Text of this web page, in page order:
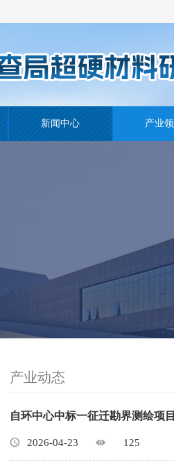
新闻中心 产业
产业动态
自环中心中标一征迁勘界测绘项目
2026-04-23 125 新